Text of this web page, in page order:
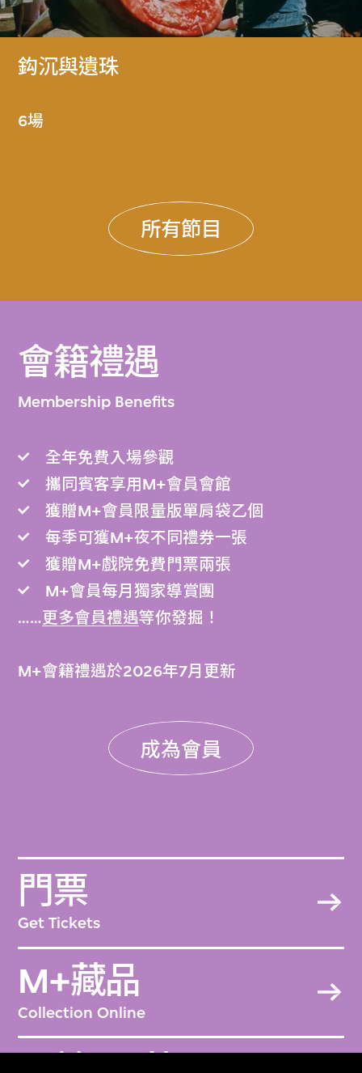
鈎沉與遺珠
6場
所有節目
會籍禮遇
Membership Benefits
全年免費入場參觀
攜同賓客享用M+會員會館
獲贈M+會員限量版單肩袋乙個
每季可獲M+夜不同禮券一張
獲贈M+戲院免費門票兩張
M+會員每月獨家導賞團
……更多會員禮遇等你發掘！
M+會籍禮遇於2026年7月更新
成為會員
門票
Get Tickets
M+藏品
Collection Online